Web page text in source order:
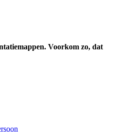
Voorkom zo, dat